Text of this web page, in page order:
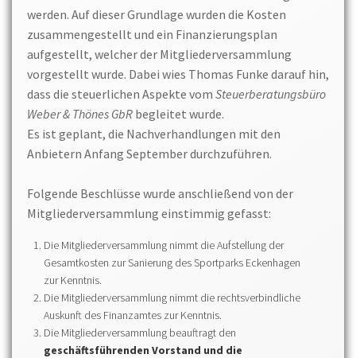
werden. Auf dieser Grundlage wurden die Kosten
zusammengestellt und ein Finanzierungsplan
aufgestellt, welcher der Mitgliederversammlung
vorgestellt wurde. Dabei wies Thomas Funke darauf hin,
dass die steuerlichen Aspekte vom Steuerberatungsbüro
Weber & Thönes GbR begleitet wurde.
Es ist geplant, die Nachverhandlungen mit den
Anbietern Anfang September durchzuführen.
Folgende Beschlüsse wurde anschließend von der
Mitgliederversammlung einstimmig gefasst:
Die Mitgliederversammlung nimmt die Aufstellung der
Gesamtkosten zur Sanierung des Sportparks Eckenhagen
zur Kenntnis.
Die Mitgliederversammlung nimmt die rechtsverbindliche
Auskunft des Finanzamtes zur Kenntnis.
Die Mitgliederversammlung beauftragt den
geschäftsführenden Vorstand und die